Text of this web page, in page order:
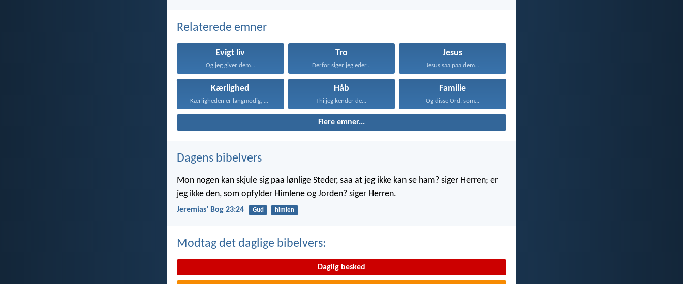
Relaterede emner
Evigt liv
Og jeg giver dem...
Tro
Derfor siger jeg eder...
Jesus
Jesus saa paa dem...
Kærlighed
Kærligheden er langmodig, er...
Håb
Thi jeg kender de...
Familie
Og disse Ord, som...
Flere emner...
Dagens bibelvers
Mon nogen kan skjule sig paa lønlige Steder, saa at jeg ikke kan se ham? siger Herren; er
jeg ikke den, som opfylder Himlene og Jorden? siger Herren.
Jeremiasʼ Bog 23:24 Gud himlen
Modtag det daglige bibelvers:
Daglig besked